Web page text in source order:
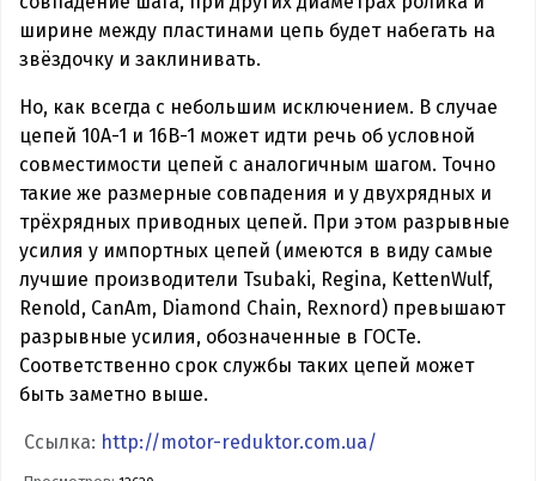
ширине между пластинами цепь будет набегать на
звёздочку и заклинивать.
Но, как всегда с небольшим исключением. В случае
цепей 10А-1 и 16В-1 может идти речь об условной
совместимости цепей с аналогичным шагом. Точно
такие же размерные совпадения и у двухрядных и
трёхрядных приводных цепей. При этом разрывные
усилия у импортных цепей (имеются в виду самые
лучшие производители Tsubaki, Regina, KettenWulf,
Renold, CanAm, Diamond Chain, Rexnord) превышают
разрывные усилия, обозначенные в ГОСТе.
Соответственно срок службы таких цепей может
быть заметно выше.
Ссылка: http://motor-reduktor.com.ua/